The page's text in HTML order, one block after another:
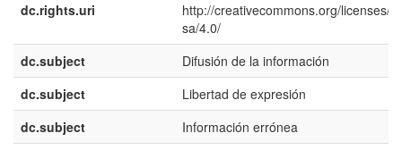
dc.rights.uri
http://creativecommons.org/licenses/
sa/4.0/
dc.subject
Difusión de la información
dc.subject
Libertad de expresión
dc.subject
Información errónea